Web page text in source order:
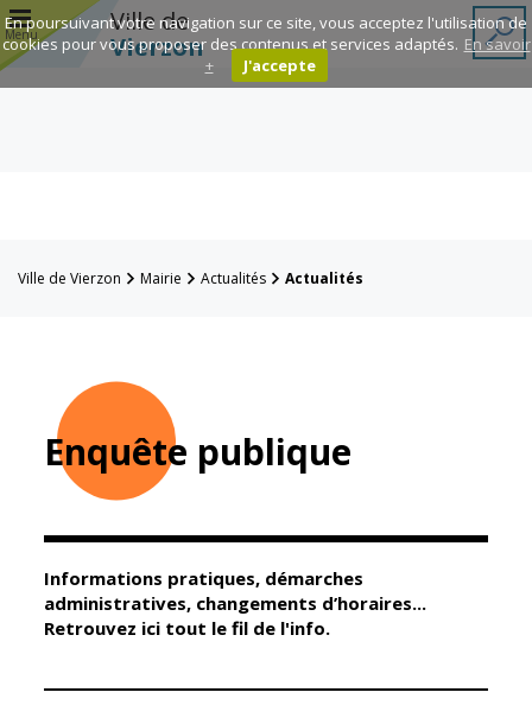
Menu
Ville de
Vierzon
Mairie
Élus
Conseil
Guichet unique
Petite enfance
Relais petite
Ville de Vierzon Mairie Actualités Actualités
Enquête publique
Informations pratiques, démarches
administratives, changements d’horaires...
Retrouvez ici tout le fil de l'info.
En poursuivant votre navigation sur ce site, vous acceptez l'utilisation de
cookies pour vous proposer des contenus et services adaptés. En savoir
+
J'accepte